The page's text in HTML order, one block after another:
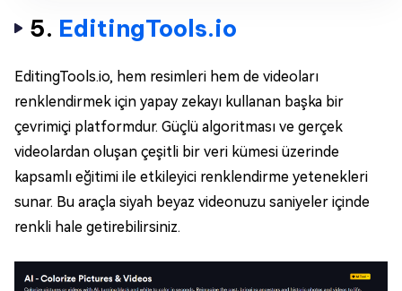
5. EditingTools.io
EditingTools.io, hem resimleri hem de videoları
renklendirmek için yapay zekayı kullanan başka bir
çevrimiçi platformdur. Güçlü algoritması ve gerçek
videolardan oluşan çeşitli bir veri kümesi üzerinde
kapsamlı eğitimi ile etkileyici renklendirme yetenekleri
sunar. Bu araçla siyah beyaz videonuzu saniyeler içinde
renkli hale getirebilirsiniz.